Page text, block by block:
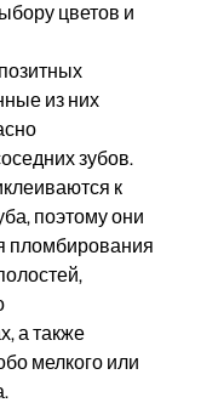
цветов и
из них
зубов.
к
поэтому они
пломбирования
а также
мелкого или